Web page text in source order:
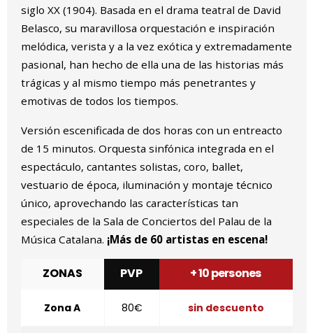
siglo XX (1904). Basada en el drama teatral de David
Belasco, su maravillosa orquestación e inspiración
melódica, verista y a la vez exótica y extremadamente
pasional, han hecho de ella una de las historias más
trágicas y al mismo tiempo más penetrantes y
emotivas de todos los tiempos.
Versión escenificada de dos horas con un entreacto
de 15 minutos. Orquesta sinfónica integrada en el
espectáculo, cantantes solistas, coro, ballet,
vestuario de época, iluminación y montaje técnico
único, aprovechando las características tan
especiales de la Sala de Conciertos del Palau de la
Música Catalana. ¡Más de 60 artistas en escena!
ZONAS PVP + 10 persones
Zona A 80€ sin descuento